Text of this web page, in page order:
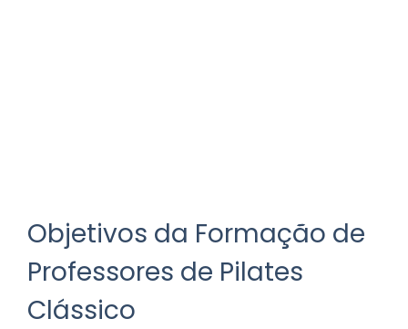
Objetivos da Formação de
Professores de Pilates
Clássico